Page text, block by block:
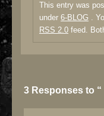
This entry was
under 6-BLOG .
RSS 2.0 feed.
3 Responses to “